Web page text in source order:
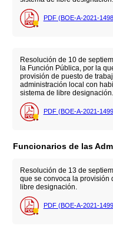
PDF (BOE-A-2021-
Resolución de 10 de
la Función Pública, por la
provisión de puesto de
administración local con
sistema de libre designación.
PDF (BOE-A-2021-
Funcionarios de las
Resolución de 13 de
que se convoca la provisión
libre designación.
PDF (BOE-A-2021-